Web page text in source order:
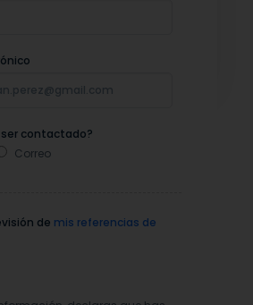
contactado?
Correo
de mis referencias de